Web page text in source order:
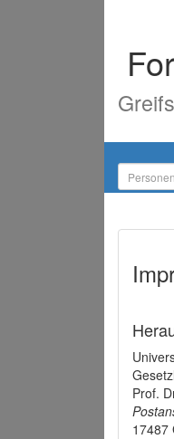
Prof.
17487